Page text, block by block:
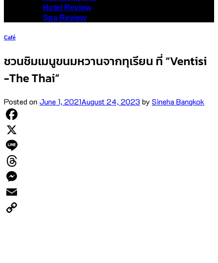
Hotel Review
Spa Review
Café
ชวนชิมเมนูขนมหวานจากทุเรียน ที่ “Ventisi
-The Thai”
Posted on June 1, 2021August 24, 2023 bySineha Bangkok
Facebook
X
Line
Threads
Messenger
Email